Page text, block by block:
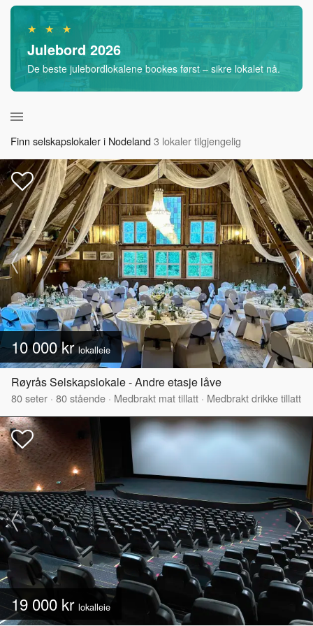
★ ★ ★
Julebord 2026
De beste julebordlokalene bookes først – sikre lokalet nå.
Finn selskapslokaler i Nodeland3 lokaler tilgjengelig
10 000 krlokalleie
Røyrås Selskapslokale - Andre etasje låve
80seter · 80stående · Medbrakt mat tillatt · Medbrakt drikke tillatt
19 000 kr lokalleie